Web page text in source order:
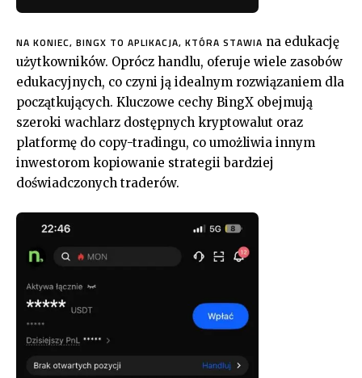
NA KONIEC, BINGX TO APLIKACJA, KTÓRA STAWIA na edukację
użytkowników. Oprócz handlu, oferuje wiele zasobów
edukacyjnych, co czyni ją idealnym rozwiązaniem dla
początkujących. Kluczowe cechy BingX obejmują
szeroki wachlarz dostępnych kryptowalut oraz
platformę do copy-tradingu, co umożliwia innym
inwestorom kopiowanie strategii bardziej
doświadczonych traderów.